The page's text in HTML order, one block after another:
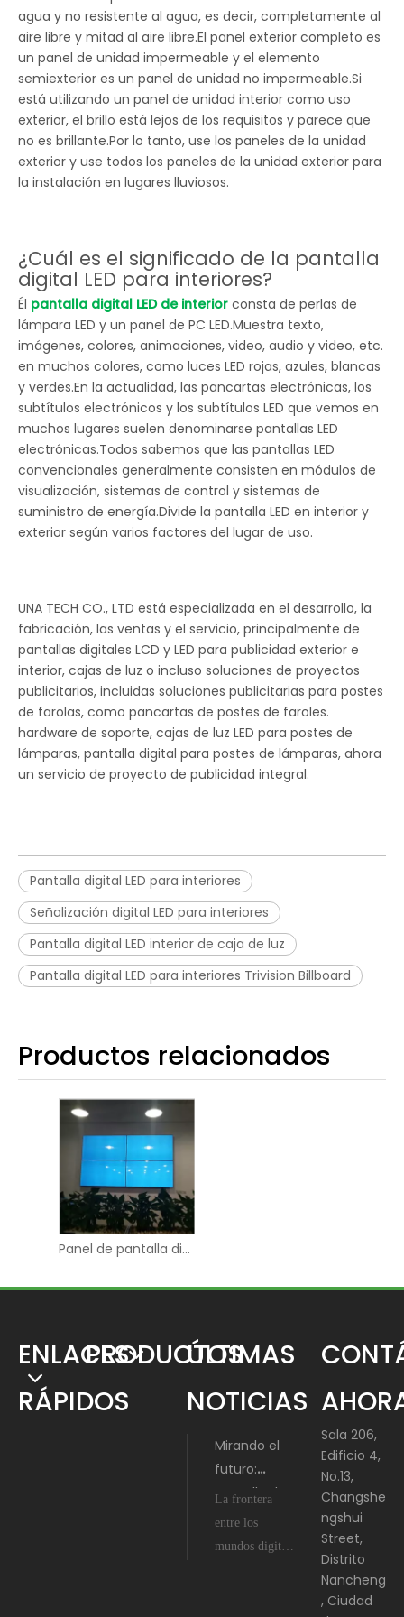
agua y no resistente al agua, es decir, completamente al
aire libre y mitad al aire libre.El panel exterior completo es
un panel de unidad impermeable y el elemento
semiexterior es un panel de unidad no impermeable.Si
está utilizando un panel de unidad interior como uso
exterior, el brillo está lejos de los requisitos y parece que
no es brillante.Por lo tanto, use los paneles de la unidad
exterior y use todos los paneles de la unidad exterior para
la instalación en lugares lluviosos.
¿Cuál es el significado de la pantalla
digital LED para interiores?
Él pantalla digital LED de interior consta de perlas de
lámpara LED y un panel de PC LED.Muestra texto,
imágenes, colores, animaciones, video, audio y video, etc.
en muchos colores, como luces LED rojas, azules, blancas
y verdes.En la actualidad, las pancartas electrónicas, los
subtítulos electrónicos y los subtítulos LED que vemos en
muchos lugares suelen denominarse pantallas LED
electrónicas.Todos sabemos que las pantallas LED
convencionales generalmente consisten en módulos de
visualización, sistemas de control y sistemas de
suministro de energía.Divide la pantalla LED en interior y
exterior según varios factores del lugar de uso.
UNA TECH CO., LTD está especializada en el desarrollo, la
fabricación, las ventas y el servicio, principalmente de
pantallas digitales LCD y LED para publicidad exterior e
interior, cajas de luz o incluso soluciones de proyectos
publicitarios, incluidas soluciones publicitarias para postes
de farolas, como pancartas de postes de faroles.
hardware de soporte, cajas de luz LED para postes de
lámparas, pantalla digital para postes de lámparas, ahora
un servicio de proyecto de publicidad integral.
Pantalla digital LED para interiores
Señalización digital LED para interiores
Pantalla digital LED interior de caja de luz
Pantalla digital LED para interiores Trivision Billboard
Productos relacionados
Panel de pantalla digital publicitario LCD Video Wall
ENLACES
RÁPIDOS
PRODUCTOS
ÚLTIMAS
NOTICIAS
Mirando el
futuro:
pantalla de
película LED
holográfica
La frontera
entre los
mundos digital
Sala 206,
Edificio 4,
No.13,
Changshe
ngshui
Street,
Distrito
Nancheng
, Ciudad